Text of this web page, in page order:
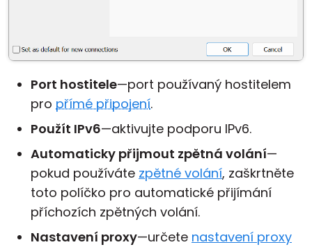
Port hostitele—port používaný hostitelem
pro přímé připojení.
Použít IPv6—aktivujte podporu IPv6.
Automaticky přijmout zpětná volání—
pokud používáte zpětné volání, zaškrtněte
toto políčko pro automatické přijímání
příchozích zpětných volání.
Nastavení proxy—určete nastavení proxy